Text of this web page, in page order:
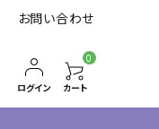
お問い合わせ
ログイン
0
カート